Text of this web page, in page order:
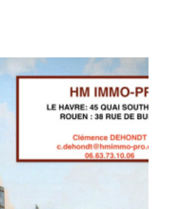
câblage intégré Placards
points d’eau fibre optique
À 2 minutes à pied de la
en sous-sol
financières : Location
place/an Atouts
Emplacement central
de modularité et de